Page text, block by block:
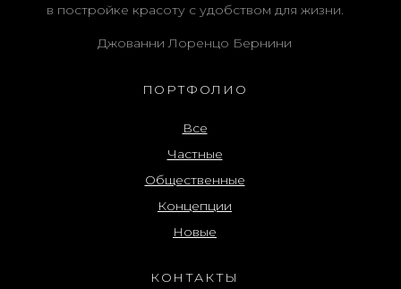
в постройке красоту с удобством для жизни.
Джованни Лоренцо Бернини
ПОРТФОЛИО
Все
Частные
Общественные
Концепции
Новые
КОНТАКТЫ